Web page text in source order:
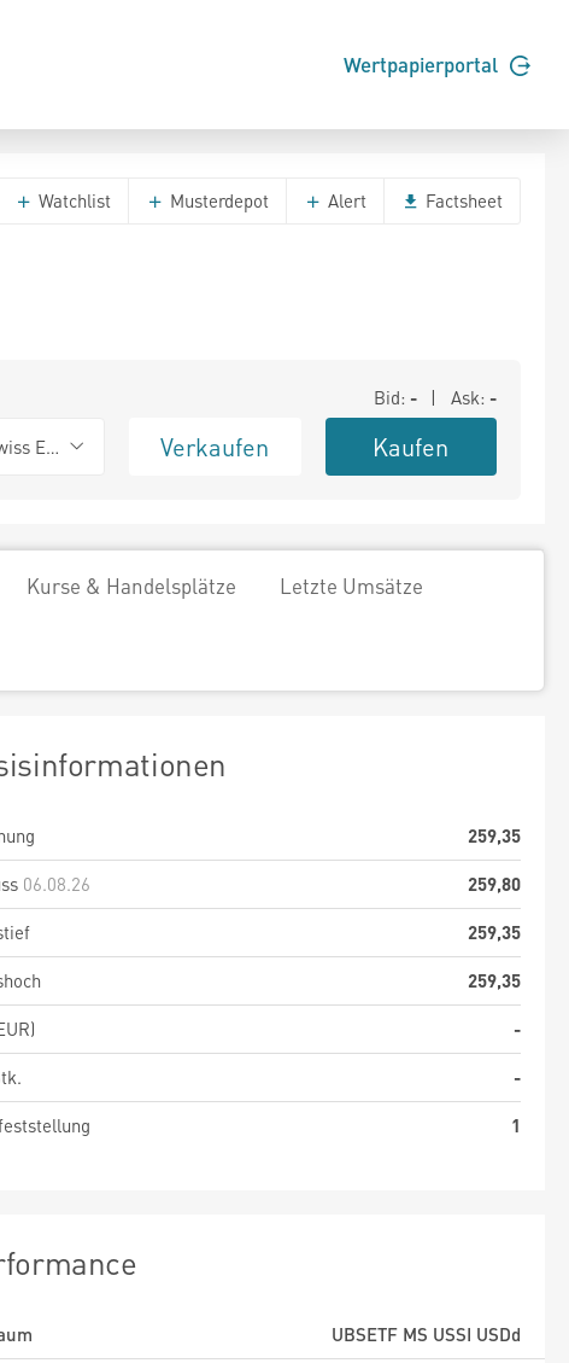
Wertpapierportal
Watchlist Musterdepot Alert Factsheet
Bid: - | Ask: -
Exchange Verkaufen Kaufen
Kurse & Handelsplätze Letzte Umsätze
259,35
06.08.26
259,80
259,35
259,35
-
-
1
UBSETF MS USSI USDd